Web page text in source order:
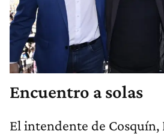
Encuentro a solas
El intendente de Cosquín,